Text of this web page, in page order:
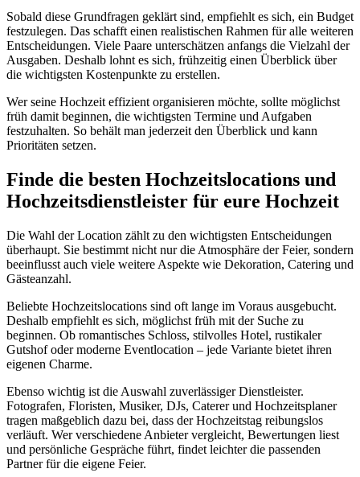
Sobald diese Grundfragen geklärt sind, empfiehlt es sich, ein Budget
festzulegen. Das schafft einen realistischen Rahmen für alle weiteren
Entscheidungen. Viele Paare unterschätzen anfangs die Vielzahl der
Ausgaben. Deshalb lohnt es sich, frühzeitig einen Überblick über
die wichtigsten Kostenpunkte zu erstellen.
Wer seine Hochzeit effizient organisieren möchte, sollte möglichst
früh damit beginnen, die wichtigsten Termine und Aufgaben
festzuhalten. So behält man jederzeit den Überblick und kann
Prioritäten setzen.
Finde die besten Hochzeitslocations und
Hochzeitsdienstleister für eure Hochzeit
Die Wahl der Location zählt zu den wichtigsten Entscheidungen
überhaupt. Sie bestimmt nicht nur die Atmosphäre der Feier, sondern
beeinflusst auch viele weitere Aspekte wie Dekoration, Catering und
Gästeanzahl.
Beliebte Hochzeitslocations sind oft lange im Voraus ausgebucht.
Deshalb empfiehlt es sich, möglichst früh mit der Suche zu
beginnen. Ob romantisches Schloss, stilvolles Hotel, rustikaler
Gutshof oder moderne Eventlocation – jede Variante bietet ihren
eigenen Charme.
Ebenso wichtig ist die Auswahl zuverlässiger Dienstleister.
Fotografen, Floristen, Musiker, DJs, Caterer und Hochzeitsplaner
tragen maßgeblich dazu bei, dass der Hochzeitstag reibungslos
verläuft. Wer verschiedene Anbieter vergleicht, Bewertungen liest
und persönliche Gespräche führt, findet leichter die passenden
Partner für die eigene Feier.